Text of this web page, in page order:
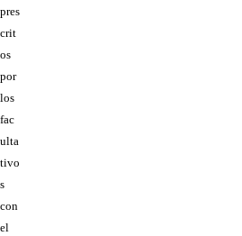
pres
crit
os
por
los
fac
ulta
tivo
s
con
el